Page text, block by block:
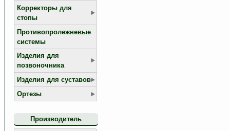
Корректоры для
стопы
Противопролежневые
системы
Изделия для
позвоночника
Изделия для суставов
Ортезы
Производитель